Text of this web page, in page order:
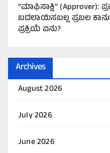
“ಮಾಫಿಸಾಕ್ಷಿ” (Approver):
ಬದಲಾಯಿಸಬಲ್ಲ ಪ್ರಬಲ
ಪ್ರಕ್ರಿಯೆ ಏನು?
Archives
August 2026
July 2026
June 2026